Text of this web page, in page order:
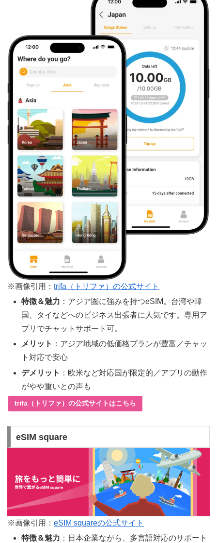
※画像引用： trifa（トリファ）の公式サイト
特徴＆魅力 ：アジア圏に強みを持つeSIM。台湾や韓
国、タイなどへのビジネス出張者に人気です。専用ア
プリでチャットサポート可。
メリット ：アジア地域の低価格プランが豊富／チャッ
ト対応で安心
デメリット ：欧米など対応国が限定的／アプリの動作
がやや重いとの声も
trifa（トリファ）の公式サイトはこちら
eSIM square
※画像引用： eSIM squareの公式サイト
特徴＆魅力 ：日本企業ながら、多言語対応のサポート